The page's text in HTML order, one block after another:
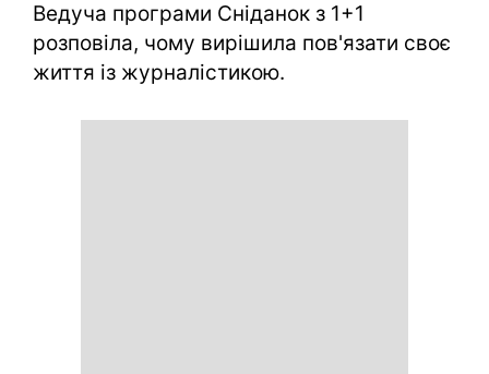
Ведуча програми Сніданок з 1+1
розповіла, чому вирішила пов'язати своє
життя із журналістикою.